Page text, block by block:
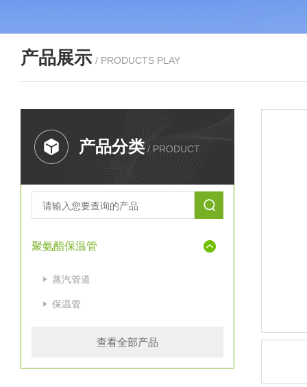
产品展示 / PRODUCTS PLAY
产品分类 / PRODUCT
聚氨酯保温管
蒸汽管道
保温管
查看全部产品